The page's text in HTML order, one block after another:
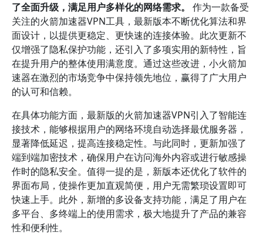
了全面升级，满足用户多样化的网络需求。
作为一款备受
关注的火箭加速器VPN工具，最新版本不断优化算法和界
面设计，以提供更稳定、更快速的连接体验。此次更新不
仅增强了隐私保护功能，还引入了多项实用的新特性，旨
在提升用户的整体使用满意度。通过这些改进，小火箭加
速器在激烈的市场竞争中保持领先地位，赢得了广大用户
的认可和信赖。
在具体功能方面，最新版的火箭加速器VPN引入了智能连
接技术，能够根据用户的网络环境自动选择最优服务器，
显著降低延迟，提高连接稳定性。与此同时，更新加强了
端到端加密技术，确保用户在访问海外内容或进行敏感操
作时的隐私安全。值得一提的是，新版本还优化了软件的
界面布局，使操作更加直观简便，用户无需繁琐设置即可
快速上手。此外，新增的多设备支持功能，满足了用户在
多平台、多终端上的使用需求，极大地提升了产品的兼容
性和便利性。